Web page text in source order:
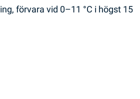
förvara vid 0–11 °C i högst 15